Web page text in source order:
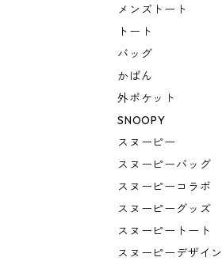
メンズトート
トート
バッグ
かばん
外ポケット
SNOOPY
スヌーピー
スヌーピーバッグ
スヌーピーコラボ
スヌーピーグッズ
スヌーピートート
スヌーピーデザイン